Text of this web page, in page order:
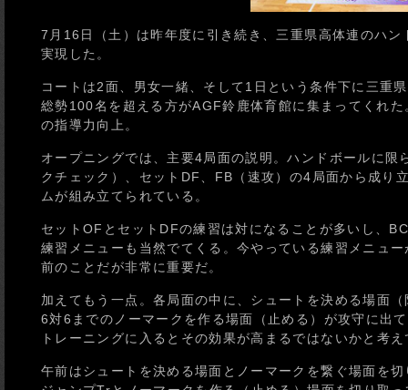
7月16日（土）は昨年度に引き続き、三重県高体連のハ
実現した。
コートは2面、男女一緒、そして1日という条件下に三重
総勢100名を超える方がAGF鈴鹿体育館に集まってくれ
の指導力向上。
オープニングでは、主要4局面の説明。ハンドボールに
クチェック）、セットDF、FB（速攻）の4局面から成り
ムが組み立てられている。
セットOFとセットDFの練習は対になることが多いし、
練習メニューも当然でてくる。今やっている練習メニュ
前のことだが非常に重要だ。
加えてもう一点。各局面の中に、シュートを決める場面
6対6までのノーマークを作る場面（止める）が攻守に出
トレーニングに入るとその効果が高まるではないかと考
午前はシュートを決める場面とノーマークを繋ぐ場面を